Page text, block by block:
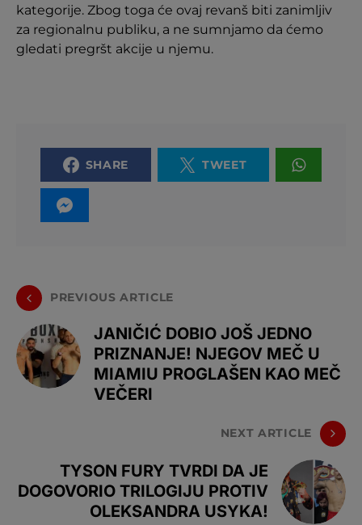
kategorije. Zbog toga će ovaj revanš biti zanimljiv
za regionalnu publiku, a ne sumnjamo da ćemo
gledati pregršt akcije u njemu.
SHARE TWEET
PREVIOUS ARTICLE
JANIČIĆ DOBIO JOŠ JEDNO
PRIZNANJE! NJEGOV MEČ U
MIAMIU PROGLAŠEN KAO MEČ
VEČERI
NEXT ARTICLE
TYSON FURY TVRDI DA JE
DOGOVORIO TRILOGIJU PROTIV
OLEKSANDRA USYKA!